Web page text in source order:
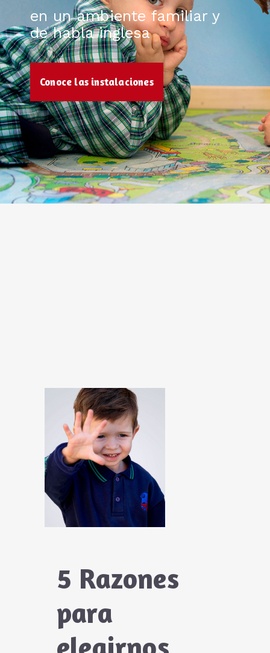
en un ambiente familiar y
de habla inglesa
Conoce las instalaciones
5 Razones
para